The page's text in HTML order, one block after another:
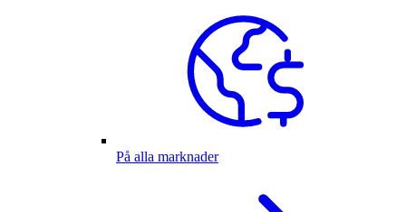
På alla marknader